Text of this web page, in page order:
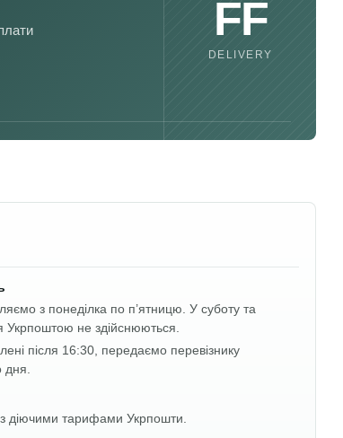
FF
DELIVERY
з понеділка по п’ятницю. У суботу та
Укрпоштою не здійснюються.
після 16:30, передаємо перевізнику
дня.
з діючими тарифами Укрпошти.